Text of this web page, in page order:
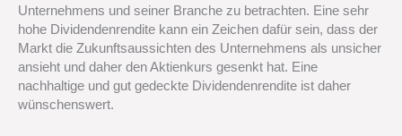
Unternehmens und seiner Branche zu betrachten. Eine sehr
hohe Dividendenrendite kann ein Zeichen dafür sein, dass der
Markt die Zukunftsaussichten des Unternehmens als unsicher
ansieht und daher den Aktienkurs gesenkt hat. Eine
nachhaltige und gut gedeckte Dividendenrendite ist daher
wünschenswert.